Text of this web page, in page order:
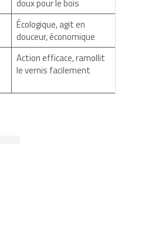
doux pour le bois
Écologique, agit en
douceur, économique
Action efficace, ramollit
le vernis facilement